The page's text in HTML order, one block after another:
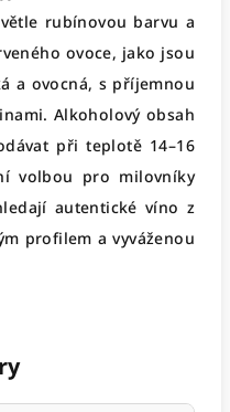
rubínovou barvu a
ovoce, jako jsou
a ovocná, s příjemnou
Alkoholový obsah
při teplotě 14–16
volbou pro milovníky
autentické víno z
profilem a vyváženou